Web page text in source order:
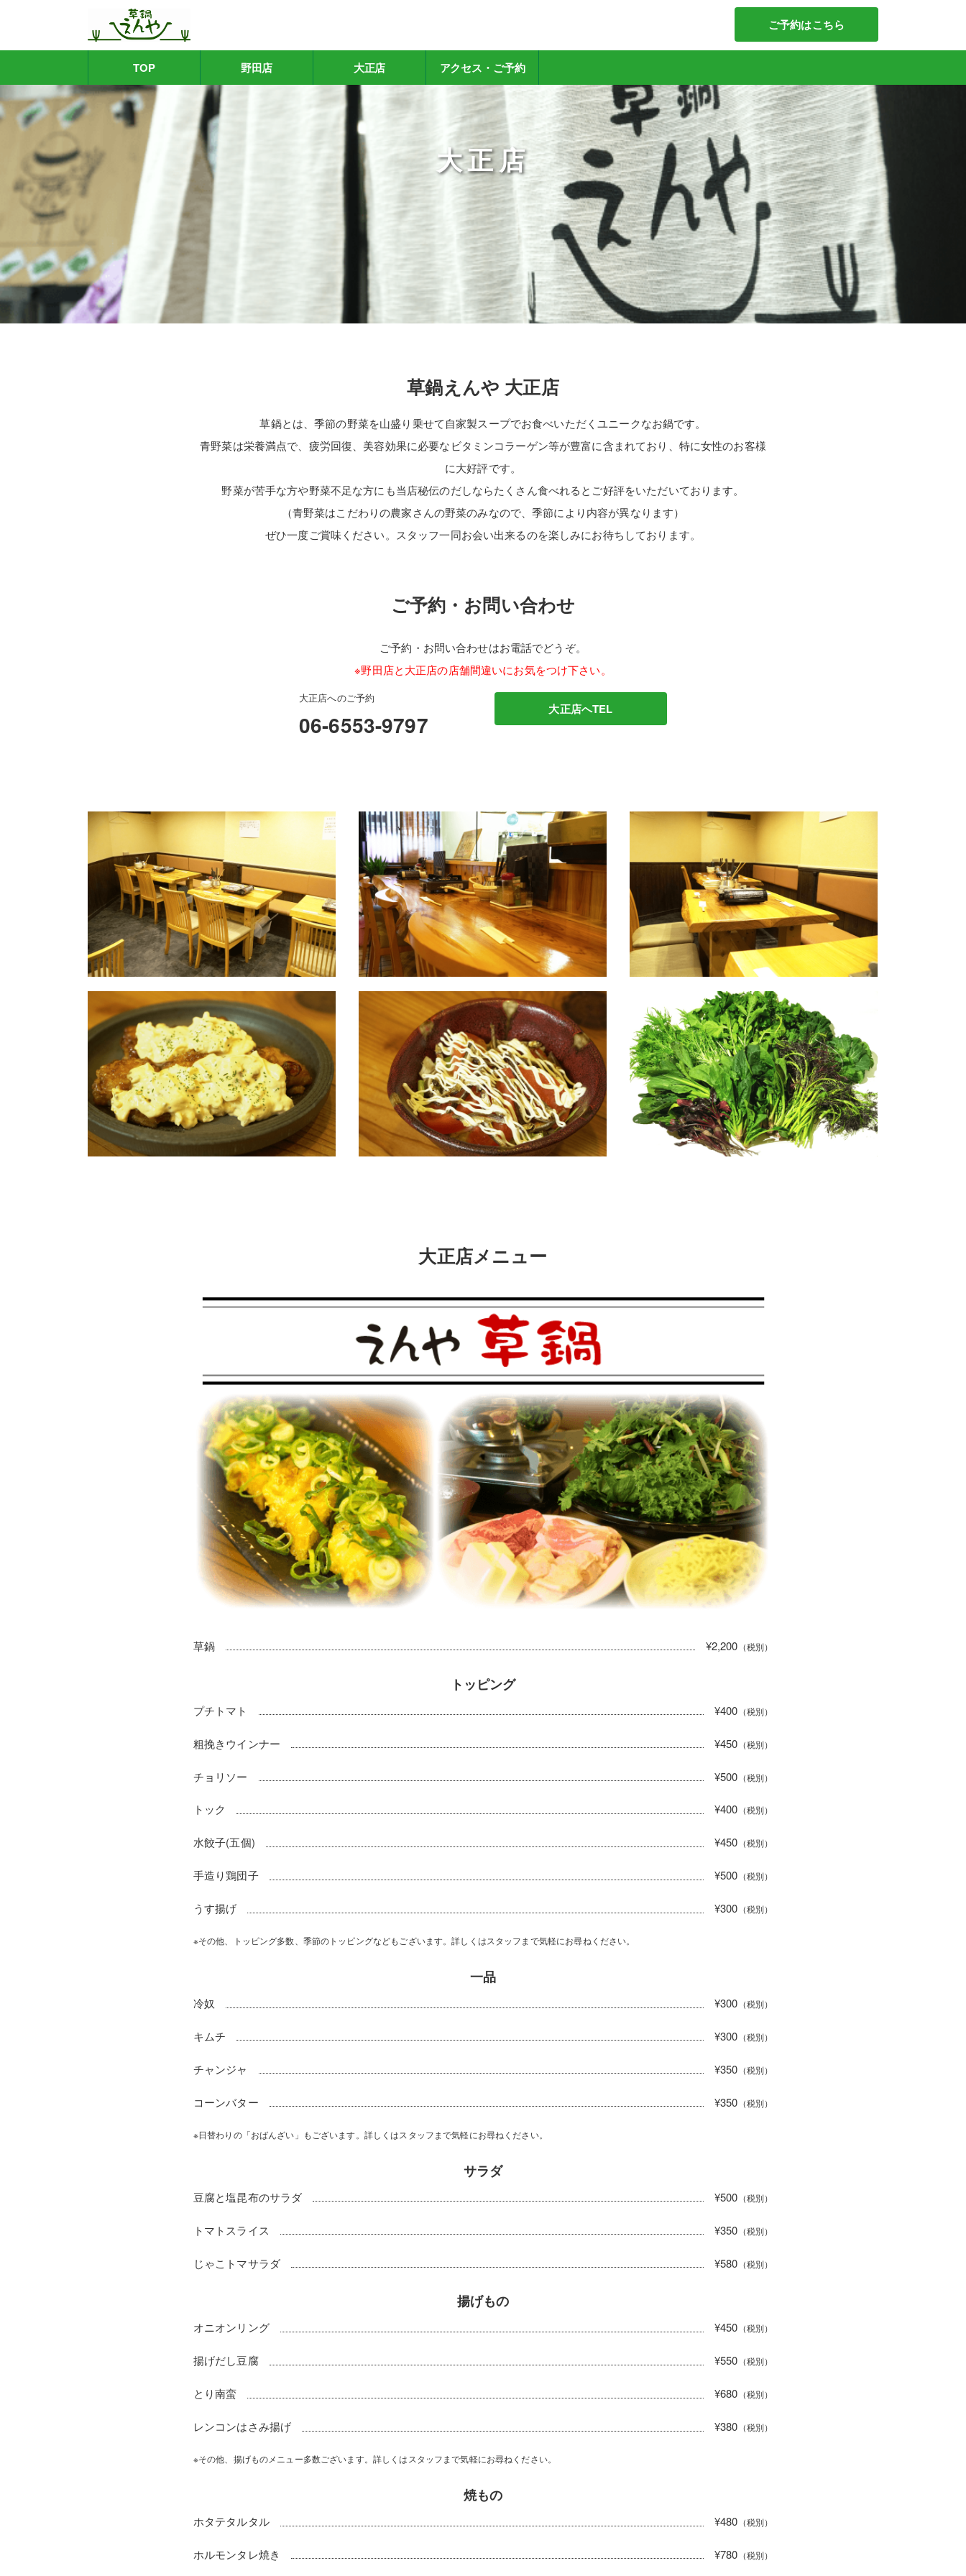
ご予約はこちら
TOP 野田店 大正店 アクセス・ご予約
大正店
草鍋えんや 大正店
草鍋とは、季節の野菜を山盛り乗せて自家製スープでお食べいただくユニークなお鍋です。
青野菜は栄養満点で、疲労回復、美容効果に必要なビタミンコラーゲン等が豊富に含まれており、特に女性のお客様
に大好評です。
野菜が苦手な方や野菜不足な方にも当店秘伝のだしならたくさん食べれるとご好評をいただいております。
（青野菜はこだわりの農家さんの野菜のみなので、季節により内容が異なります）
ぜひ一度ご賞味ください。スタッフ一同お会い出来るのを楽しみにお待ちしております。
ご予約・お問い合わせ
ご予約・お問い合わせはお電話でどうぞ。
※野田店と大正店の店舗間違いにお気をつけ下さい。
大正店へのご予約
06-6553-9797
大正店へTEL
大正店メニュー
草鍋 ¥2,200 （税別）
トッピング
プチトマト ¥400 （税別）
粗挽きウインナー ¥450 （税別）
チョリソー ¥500 （税別）
トック ¥400 （税別）
水餃子(五個) ¥450 （税別）
手造り鶏団子 ¥500 （税別）
うす揚げ ¥300 （税別）
※その他、トッピング多数、季節のトッピングなどもございます。詳しくはスタッフまで気軽にお尋ねください。
一品
冷奴 ¥300 （税別）
キムチ ¥300 （税別）
チャンジャ ¥350 （税別）
コーンバター ¥350 （税別）
※日替わりの「おばんざい」もございます。詳しくはスタッフまで気軽にお尋ねください。
サラダ
豆腐と塩昆布のサラダ ¥500 （税別）
トマトスライス ¥350 （税別）
じゃこトマサラダ ¥580 （税別）
揚げもの
オニオンリング ¥450 （税別）
揚げだし豆腐 ¥550 （税別）
とり南蛮 ¥680 （税別）
レンコンはさみ揚げ ¥380 （税別）
※その他、揚げものメニュー多数ございます。詳しくはスタッフまで気軽にお尋ねください。
焼もの
ホタテタルタル ¥480 （税別）
ホルモンタレ焼き ¥780 （税別）